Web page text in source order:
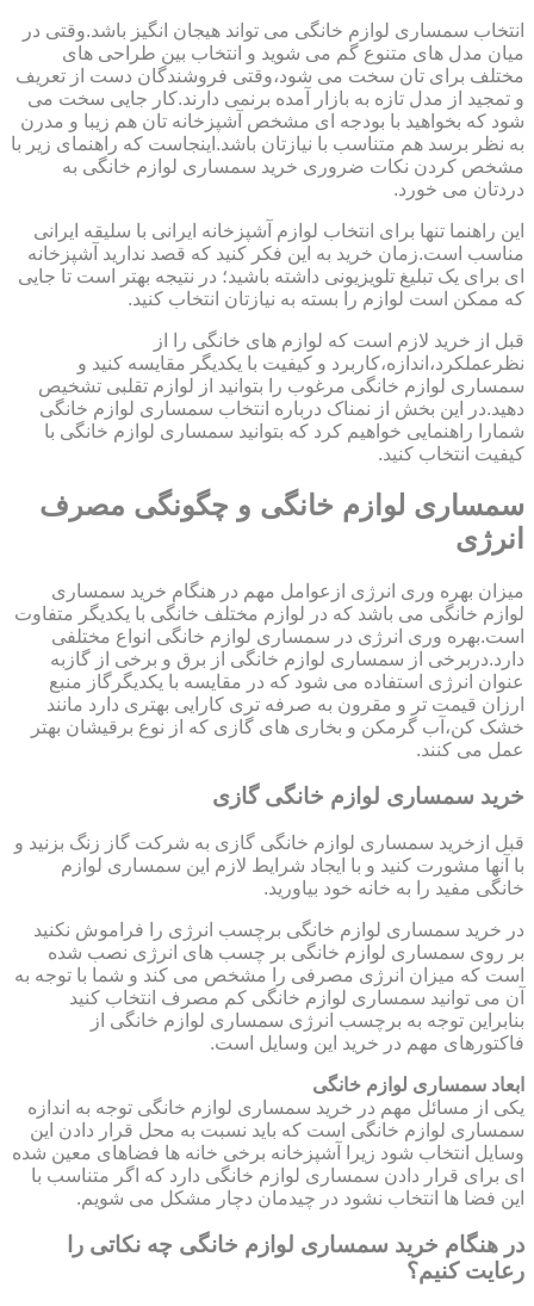
انتخاب سمساری لوازم خانگی می تواند هیجان انگیز باشد.وقتی در
میان مدل های متنوع گم می شوید و انتخاب بین طراحی های
مختلف برای تان سخت می شود،وقتی فروشندگان دست از تعریف
و تمجید از مدل تازه به بازار آمده برنمی دارند.کار جایی سخت می
شود که بخواهید با بودجه ای مشخص آشپزخانه تان هم زیبا و مدرن
به نظر برسد هم متناسب با نیازتان باشد.اینجاست که راهنمای زیر با
مشخص کردن نکات ضروری خرید سمساری لوازم خانگی به
دردتان می خورد.
این راهنما تنها برای انتخاب لوازم آشپزخانه ایرانی با سلیقه ایرانی
مناسب است.زمان خرید به این فکر کنید که قصد ندارید آشپزخانه
ای برای یک تبلیغ تلویزیونی داشته باشید؛ در نتیجه بهتر است تا جایی
که ممکن است لوازم را بسته به نیازتان انتخاب کنید.
قبل از خرید لازم است که لوازم های خانگی را از
نظرعملکرد،اندازه،کاربرد و کیفیت با یکدیگر مقایسه کنید و
سمساری لوازم خانگی مرغوب را بتوانید از لوازم تقلبی تشخیص
دهید.در این بخش از نمناک درباره انتخاب سمساری لوازم خانگی
شمارا راهنمایی خواهیم کرد که بتوانید سمساری لوازم خانگی با
کیفیت انتخاب کنید.
سمساری لوازم خانگی و چگونگی مصرف
انرژی
میزان بهره وری انرژی ازعوامل مهم در هنگام خرید سمساری
لوازم خانگی می باشد که در لوازم مختلف خانگی با یکدیگر متفاوت
است.بهره وری انرژی در سمساری لوازم خانگی انواع مختلفی
دارد.دربرخی از سمساری لوازم خانگی از برق و برخی از گازبه
عنوان انرژی استفاده می شود که در مقایسه با یکدیگرگاز منبع
ارزان قیمت تر و مقرون به صرفه تری کارایی بهتری دارد مانند
خشک کن،آب گرمکن و بخاری های گازی که از نوع برقیشان بهتر
عمل می کنند.
خرید سمساری لوازم خانگی گازی
قبل ازخرید سمساری لوازم خانگی گازی به شرکت گاز زنگ بزنید و
با آنها مشورت کنید و با ایجاد شرایط لازم این سمساری لوازم
خانگی مفید را به خانه خود بیاورید.
در خرید سمساری لوازم خانگی برچسب انرژی را فراموش نکنید
بر روی سمساری لوازم خانگی بر چسب های انرژی نصب شده
است که میزان انرژی مصرفی را مشخص می کند و شما با توجه به
آن می توانید سمساری لوازم خانگی کم مصرف انتخاب کنید
بنابراین توجه به برچسب انرژی سمساری لوازم خانگی از
فاکتورهای مهم در خرید این وسایل است.
ابعاد سمساری لوازم خانگی
یکی از مسائل مهم در خرید سمساری لوازم خانگی توجه به اندازه
سمساری لوازم خانگی است که باید نسبت به محل قرار دادن این
وسایل انتخاب شود زیرا آشپزخانه برخی خانه ها فضاهای معین شده
ای برای قرار دادن سمساری لوازم خانگی دارد که اگر متناسب با
این فضا ها انتخاب نشود در چیدمان دچار مشکل می شویم.
در هنگام خرید سمساری لوازم خانگی چه نکاتی را
رعایت کنیم؟